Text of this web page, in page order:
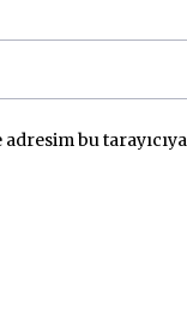
bu tarayıcıya